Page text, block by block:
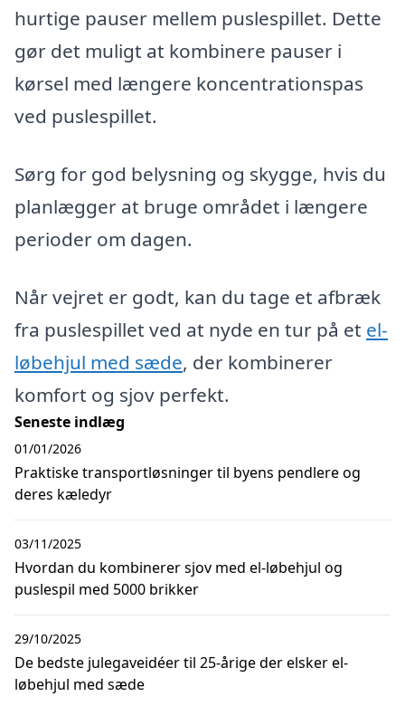
hurtige pauser mellem puslespillet. Dette
gør det muligt at kombinere pauser i
kørsel med længere koncentrationspas
ved puslespillet.
Sørg for god belysning og skygge, hvis du
planlægger at bruge området i længere
perioder om dagen.
Når vejret er godt, kan du tage et afbræk
fra puslespillet ved at nyde en tur på et el-
løbehjul med sæde, der kombinerer
komfort og sjov perfekt.
Seneste indlæg
Praktiske transportløsninger til byens pendlere og
deres kæledyr
01/01/2026
Hvordan du kombinerer sjov med el-løbehjul og
puslespil med 5000 brikker
03/11/2025
De bedste julegaveidéer til 25-årige der elsker el-
løbehjul med sæde
29/10/2025